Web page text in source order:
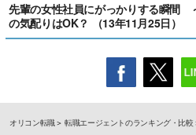
先輩の女性社員にがっかりする瞬間
の気配りはOK？ （13年11月25日）
オリコン転職 転職エージェントのランキング・比較